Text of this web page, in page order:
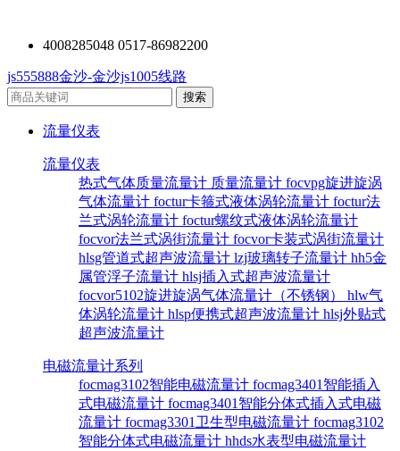
4008285048 0517-86982200
js555888金沙-金沙js1005线路
流量仪表
流量仪表
热式气体质量流量计 质量流量计 focvpg旋进旋涡
气体流量计 foctur卡箍式液体涡轮流量计 foctur法
兰式涡轮流量计 foctur螺纹式液体涡轮流量计
focvor法兰式涡街流量计 focvor卡装式涡街流量计
hlsg管道式超声波流量计 lzj玻璃转子流量计 hh5金
属管浮子流量计 hlsj插入式超声波流量计
focvor5102旋进旋涡气体流量计（不锈钢） hlw气
体涡轮流量计 hlsp便携式超声波流量计 hlsj外贴式
超声波流量计
电磁流量计系列
focmag3102智能电磁流量计 focmag3401智能插入
式电磁流量计 focmag3401智能分体式插入式电磁
流量计 focmag3301卫生型电磁流量计 focmag3102
智能分体式电磁流量计 hhds水表型电磁流量计